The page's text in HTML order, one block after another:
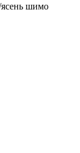
шимо